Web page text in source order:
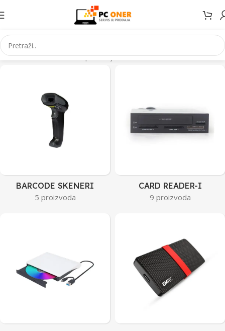
Početna Informatika PC periferija
BARCODE SKENERI
5 proizvoda
CARD READER-I
9 proizvoda